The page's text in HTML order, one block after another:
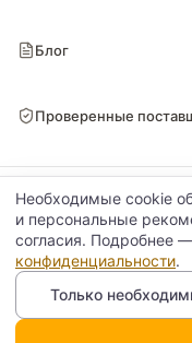
Блог
Проверенные
© Поставкин 2026ООО
Политика
Необходимые cookie
и персональные
согласия. Подробнее
конфиденциальности.
Только